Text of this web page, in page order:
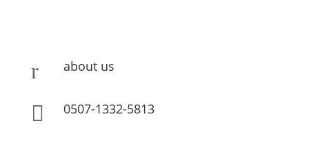
r about us
 0507-1332-5813